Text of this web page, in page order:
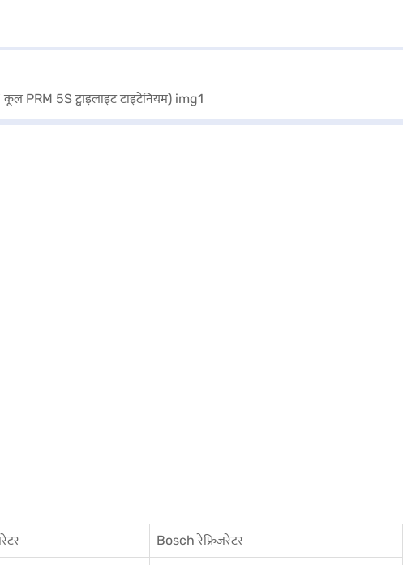
वारंटी और कंप्रेसर पर 5 वर्ष के साथ आता है. RC लैंप इंटीरियर लाइटिंग प्रदान करता है.
Bosch रेफ्रिजरेटर